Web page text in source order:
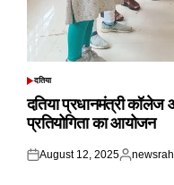
POSTED
दतिया
दतिया प्रधानमंत्री
प्रतियोगिता का आयोजन
Posted
August 12, 2025
Posted